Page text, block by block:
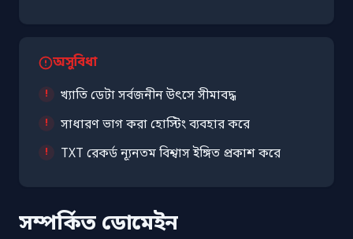
অসুবিধা
খ্যাতি ডেটা সর্বজনীন উৎসে সীমাবদ্ধ
সাধারণ ভাগ করা হোস্টিং ব্যবহার করে
TXT রেকর্ড ন্যূনতম বিশ্বাস ইঙ্গিত প্রকাশ করে
সম্পর্কিত ডোমেইন